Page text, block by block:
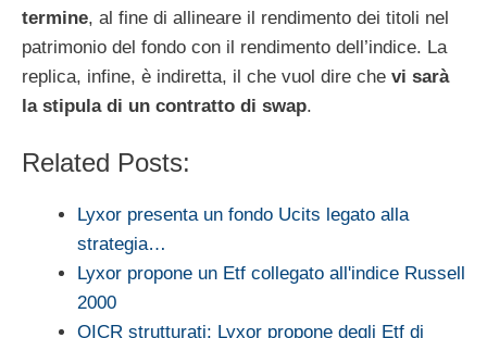
termine, al fine di allineare il rendimento dei titoli nel
patrimonio del fondo con il rendimento dell’indice. La
replica, infine, è indiretta, il che vuol dire che vi sarà
la stipula di un contratto di swap.
Related Posts:
Lyxor presenta un fondo Ucits legato alla
strategia…
Lyxor propone un Etf collegato all'indice Russell
2000
OICR strutturati: Lyxor propone degli Etf di